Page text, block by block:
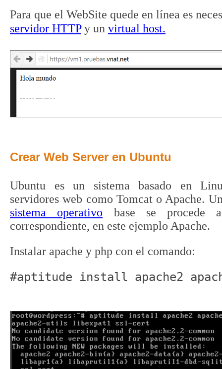
Para que el WebSite quede en línea es
servidor HTTPy un virtual host.
Crear Web Server en Ubuntu
Ubuntu es un sistema basado en
servidores web como Tomcat o Apache.
sistema operativo base se procede
correspondiente, en este ejemplo Apache.
Instalar apache y php con el comando:
#aptitude install apache2